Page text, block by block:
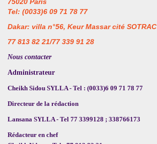
Tel: (0033)6 09 71 78 77
Dakar: villa n°56, Keur Massar cité SOTRAC
77 813 82 21/77 339 91 28
Nous contacter
Administrateur
Cheikh Sidou SYLLA - Tel : (0033)6 09 71 78 77
Directeur de la rédaction
Lansana SYLLA - Tel 77 3399128 ; 338766173
Rédacteur en chef